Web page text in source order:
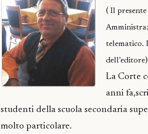
( Il
telematico.
dell’editore
La Corte
anni
studenti della scuola secondaria
molto particolare.